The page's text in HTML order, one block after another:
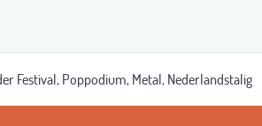
Festival, Poppodium, Metal, Nederlandstalig